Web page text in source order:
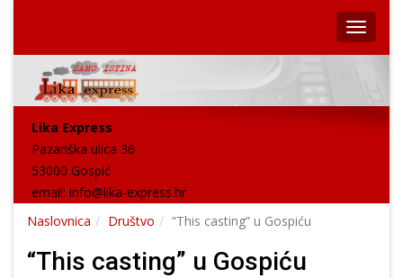
Lika Express
Pazariška ulica 36
53000 Gospić
email: info@lika-express.hr
Naslovnica
Društvo “This casting” u Gospiću
“This casting” u Gospiću